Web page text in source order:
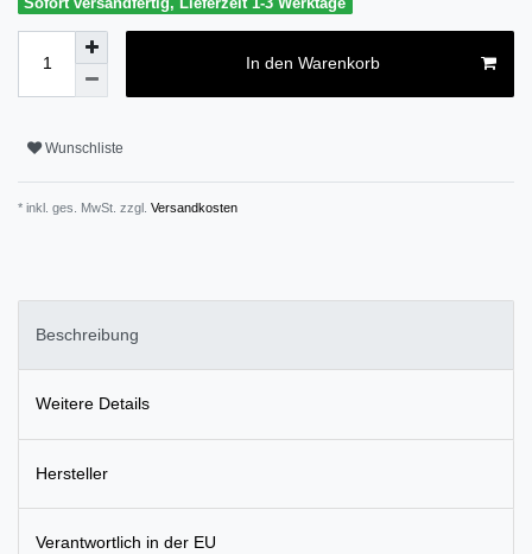
In den Warenkorb
Wunschliste
* inkl. ges. MwSt. zzgl. Versandkosten
Beschreibung
Weitere Details
Hersteller
Verantwortlich in der EU